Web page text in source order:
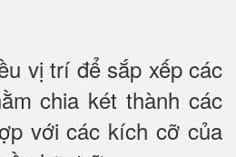
vị trí để sắp xếp các
chia két thành các
với các kích cỡ của